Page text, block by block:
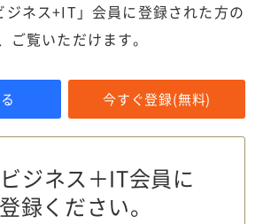
ジネス+IT」会員に登録された方の
ご覧いただけます。
今すぐ登録(無料)
ジネス＋IT会員に
録ください。